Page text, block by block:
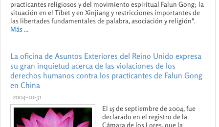
practicantes religiosos y del movimiento espiritual Falun Gong; la
situación en el Tíbet y en Xinjiang y restricciones importantes de
las libertades fundamentales de palabra, asociación y religión".
Más ...
La oficina de Asuntos Exteriores del Reino Unido expresa
su gran inquietud acerca de las violaciones de los
derechos humanos contra los practicantes de Falun Gong
en China
2004-10-31
El 15 de septiembre de 2004, fue
declarado en el registro de la
Cámara de los Lores, que la